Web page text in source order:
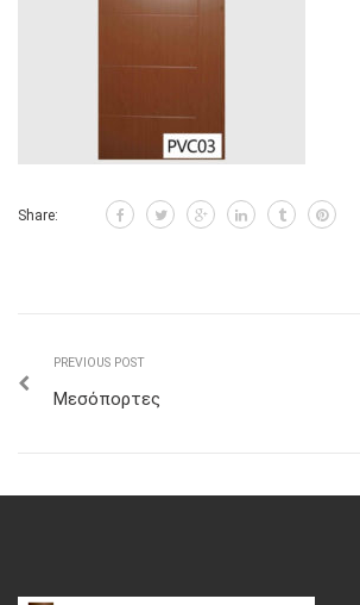
Share:
PREVIOUS POST
Μεσόπορτες